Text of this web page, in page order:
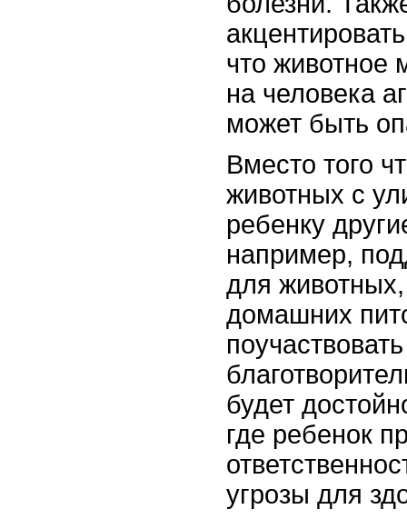
что животное
на человека
может быть
Вместо того
животных с
ребенку
например,
для животных,
домашних
будет
где ребенок
угрозы для